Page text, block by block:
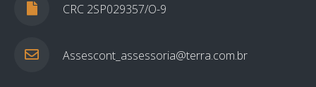
CRC 2SP029357/O-9
Assescont_assessoria@terra.com.br